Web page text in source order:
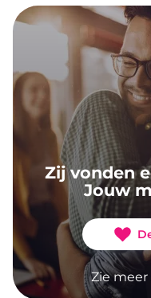
Zij vonden
Jouw
Zie